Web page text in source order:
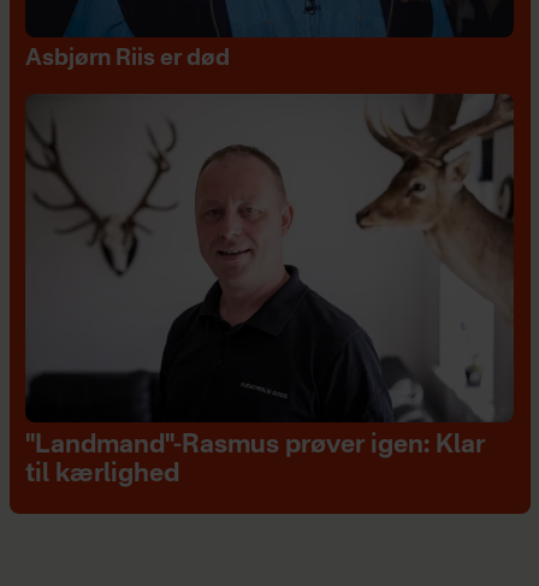
Asbjørn Riis er død
"Landmand"-Rasmus prøver igen: Klar
til kærlighed